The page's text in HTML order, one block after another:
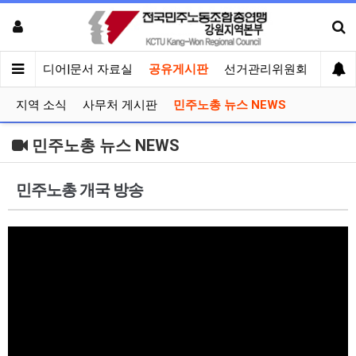
견 미디어|문서 자료실 공유게시판 선거관리위원회
지역 소식 사무처 게시판 민주노총 뉴스 NEWS
민주노총 뉴스 NEWS
민주노총 개국 방송